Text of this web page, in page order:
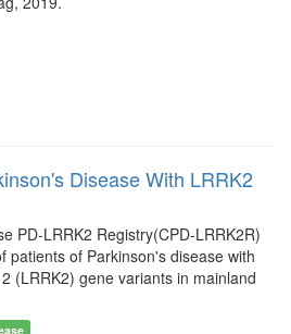
Disease With LRRK2
PD-LRRK2 Registry(CPD-LRRK2R)
patients of Parkinson's disease with
(LRRK2) gene variants in mainland